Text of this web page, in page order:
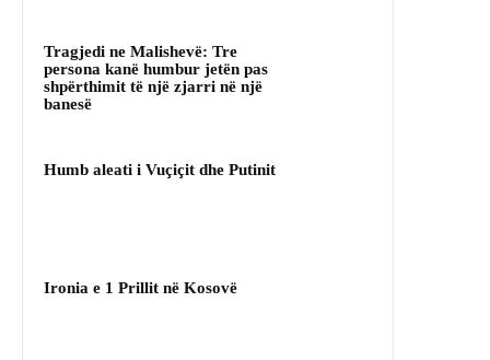
Tragjedi ne Malishevë: Tre
persona kanë humbur jetën pas
shpërthimit të një zjarri në një
banesë
Humb aleati i Vuçiçit dhe Putinit
Ironia e 1 Prillit në Kosovë